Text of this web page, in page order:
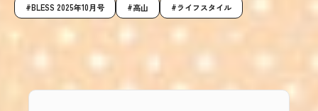
BLESS 2025年10月号 高山 ライフスタイル